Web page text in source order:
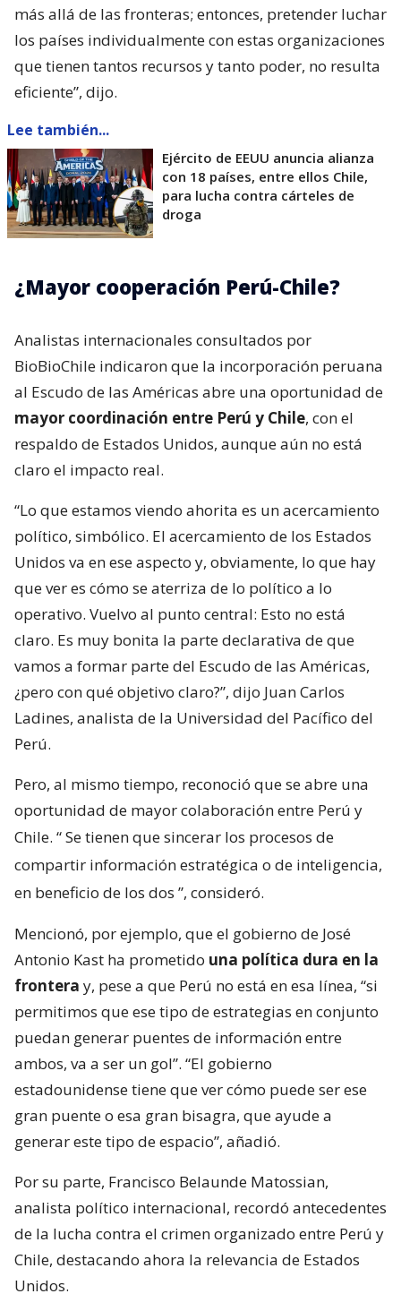
más allá de las fronteras; entonces, pretender luchar
los países individualmente con estas organizaciones
que tienen tantos recursos y tanto poder, no resulta
eficiente”, dijo.
Lee también...
Ejército de EEUU anuncia alianza
con 18 países, entre ellos Chile,
para lucha contra cárteles de
droga
¿Mayor cooperación Perú-Chile?
Analistas internacionales consultados por
BioBioChile indicaron que la incorporación peruana
al Escudo de las Américas abre una oportunidad de
mayor coordinación entre Perú y Chile, con el
respaldo de Estados Unidos, aunque aún no está
claro el impacto real.
“Lo que estamos viendo ahorita es un acercamiento
político, simbólico. El acercamiento de los Estados
Unidos va en ese aspecto y, obviamente, lo que hay
que ver es cómo se aterriza de lo político a lo
operativo. Vuelvo al punto central: Esto no está
claro. Es muy bonita la parte declarativa de que
vamos a formar parte del Escudo de las Américas,
¿pero con qué objetivo claro?”, dijo Juan Carlos
Ladines, analista de la Universidad del Pacífico del
Perú.
Pero, al mismo tiempo, reconoció que se abre una
oportunidad de mayor colaboración entre Perú y
Chile. “Se tienen que sincerar los procesos de
compartir información estratégica o de inteligencia,
en beneficio de los dos ”, consideró.
Mencionó, por ejemplo, que el gobierno de José
Antonio Kast ha prometido una política dura en la
frontera y, pese a que Perú no está en esa línea, “si
permitimos que ese tipo de estrategias en conjunto
puedan generar puentes de información entre
ambos, va a ser un gol”. “El gobierno
estadounidense tiene que ver cómo puede ser ese
gran puente o esa gran bisagra, que ayude a
generar este tipo de espacio”, añadió.
Por su parte, Francisco Belaunde Matossian,
analista político internacional, recordó antecedentes
de la lucha contra el crimen organizado entre Perú y
Chile, destacando ahora la relevancia de Estados
Unidos.